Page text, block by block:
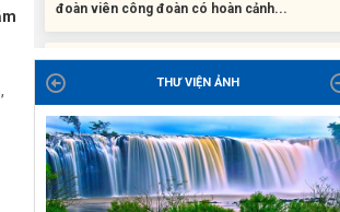
chấm đọc tiếng Anh cho con đoàn viên, người
lao động khó khăn trước khai...
ĐỜI ĐỜI GHI NHỚ CÔNG ƠN CÁC ANH HÙNG
THƯ VIỆN ẢNH